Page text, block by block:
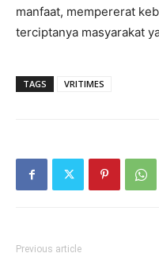
manfaat, mempererat
terciptanya masyarakat
TAGS VRITIMES
Previous article